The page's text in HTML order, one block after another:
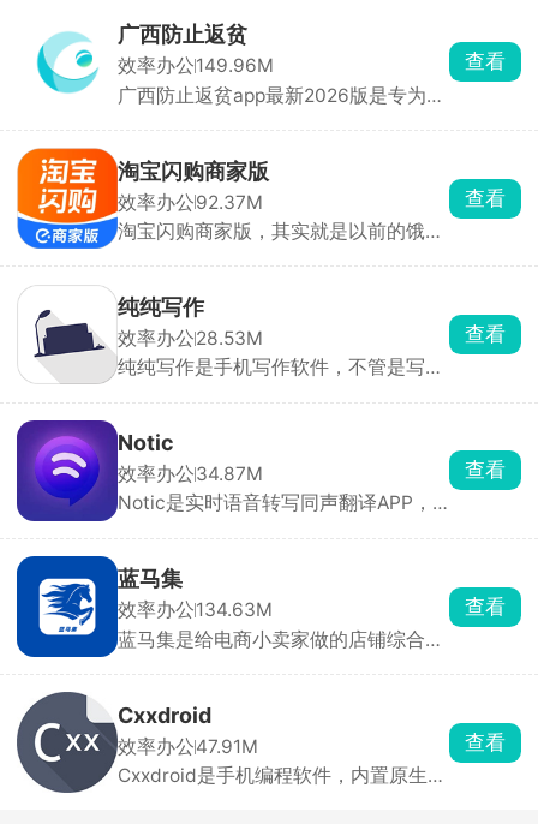
碎件订单单价普遍比普通外卖高不少。
时间完全自己说了算，想上线就打开听
单，有事直接下线停工。每一笔订单的
配送距离、重物加价、小费、活动奖励
广西防止返贫
效率办公149.96M
广西防止返贫app最新2026版是专为广
需求，线下走访，在线登记管理。在广
西防止返贫app上可以第一时间及时了
解到最新的帮付政策，以便线下快速的
开展脱贫工作。
查看
淘宝闪购商家版
效率办公92.37M
淘宝闪购商家版，其实就是以前的饿了
板，可以用它打理线上店铺。货品上
架、改价格、改库存、开关门店营业全
都手机随手搞定，也能自己装修线上店
铺页面。平台自带满减、优惠券、特价
的客源，新店经常有免佣金、流量扶持
的福利。
查看
纯纯写作
效率办公28.53M
纯纯写作是手机写作软件，不管是写长
版本回溯功能，整篇文字删掉、手机突
然关机重启，打开历史记录就能复原全
部内容，还有废纸篓留存删除文稿。纯
净无广告写作环境，是稳当靠谱的码字
查看
Notic
效率办公34.87M
Notic是实时语音转写同声翻译APP，
容，中英混讲也能识别，AI直接给谈话
精简总结，不用手动整理记录，并且本
地处理录音不上传，隐私性很好，文稿
可以直接导出保存。有免费试用时长，
查看
蓝马集
效率办公134.63M
蓝马集是给电商小卖家做的店铺综合管
就能统一打理。可以直接从 1688 扒取
货源详情，批量上架铺货，一键改售
价、运费。手机电脑消息互通，出门也
能回复买家消息。
查看
Cxxdroid
效率办公47.91M
Cxxdroid是手机编程软件，内置原生编
查看